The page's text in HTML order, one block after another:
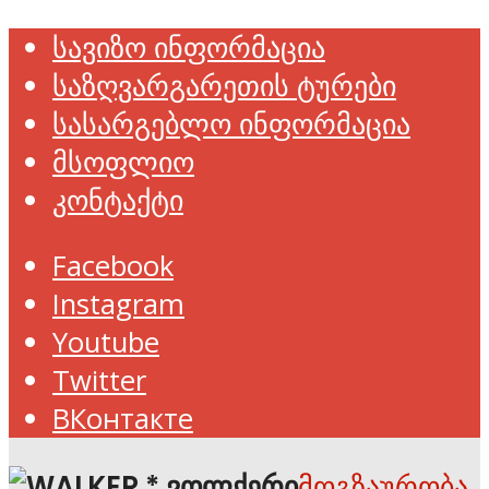
სავიზო ინფორმაცია
საზღვარგარეთის ტურები
სასარგებლო ინფორმაცია
მსოფლიო
კონტაქტი
Facebook
Instagram
Youtube
Twitter
ВКонтакте